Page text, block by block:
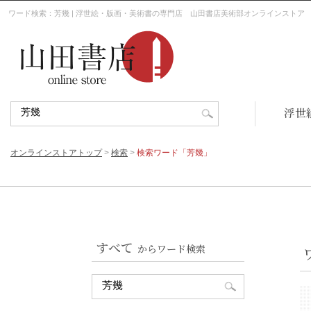
ワード検索：芳幾 | 浮世絵・版画・美術書の専門店 山田書店美術部オンラインストア
浮世
オンラインストアトップ > 検索 > 検索ワード「芳幾」
すべて からワード検索